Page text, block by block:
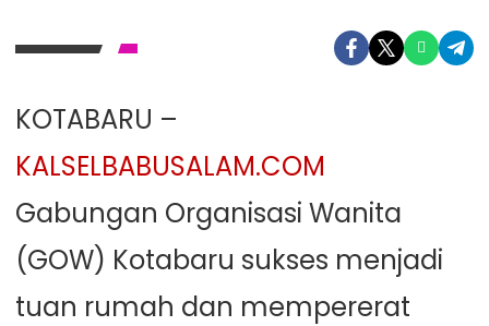
KOTABARU –
KALSELBABUSALAM.COM
Gabungan Organisasi Wanita
(GOW) Kotabaru sukses menjadi
tuan rumah dan mempererat